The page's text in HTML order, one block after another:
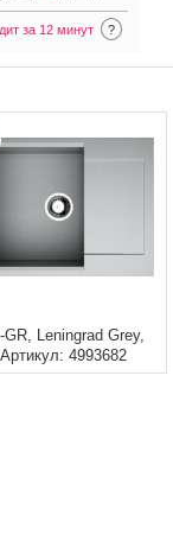
за 12 минут ?
GR, Leningrad Grey,
Артикул: 4993682